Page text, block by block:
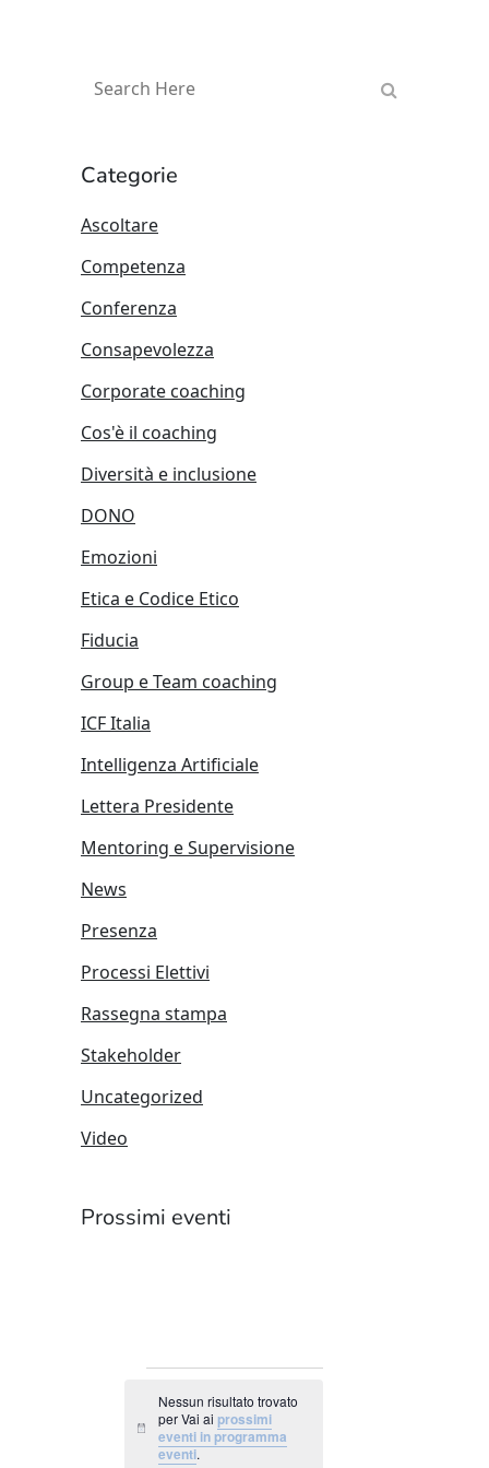
Categorie
Ascoltare
Competenza
Conferenza
Consapevolezza
Corporate coaching
Cos'è il coaching
Diversità e inclusione
DONO
Emozioni
Etica e Codice Etico
Fiducia
Group e Team coaching
ICF Italia
Intelligenza Artificiale
Lettera Presidente
Mentoring e Supervisione
News
Presenza
Processi Elettivi
Rassegna stampa
Stakeholder
Uncategorized
Video
Prossimi eventi
EVENTI
Notice
Nessun risultato trovato
per Vai aiprossimi
eventi in programma
eventi.